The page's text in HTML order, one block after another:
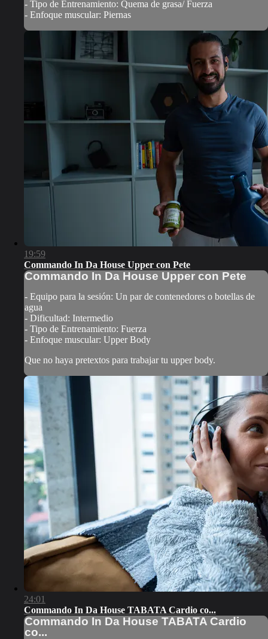
- Tipo de Entrenamiento: Quema de grasa/ Fuerza
- Enfoque muscular: Piernas
19:59
Commando In Da House Upper con Pete
Commando In Da House Upper con Pete
- Equipo para la sesión: Un par de contenedores o botellas de
agua
- Dificultad: Intermedio
- Tipo de Entrenamiento: Fuerza
- Enfoque muscular: Upper Body
Que no haya pretextos para trabajar tu upper body.
24:01
Commando In Da House TABATA Cardio co...
Commando In Da House TABATA Cardio
co...